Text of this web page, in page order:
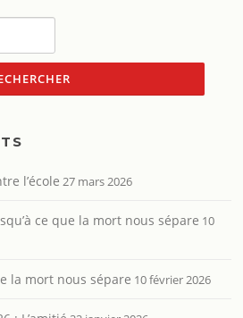
l’école 27 mars 2026
ce que la mort nous sépare 10
la mort nous sépare 10 février 2026